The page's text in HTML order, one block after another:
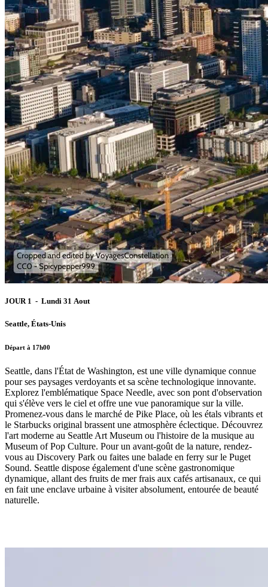
JOUR 1 - Lundi 31 Aout
Seattle, États-Unis
Départ à 17h00
Seattle, dans l'État de Washington, est une ville dynamique connue
pour ses paysages verdoyants et sa scène technologique innovante.
Explorez l'emblématique Space Needle, avec son pont d'observation
qui s'élève vers le ciel et offre une vue panoramique sur la ville.
Promenez-vous dans le marché de Pike Place, où les étals vibrants et
le Starbucks original brassent une atmosphère éclectique. Découvrez
l'art moderne au Seattle Art Museum ou l'histoire de la musique au
Museum of Pop Culture. Pour un avant-goût de la nature, rendez-
vous au Discovery Park ou faites une balade en ferry sur le Puget
Sound. Seattle dispose également d'une scène gastronomique
dynamique, allant des fruits de mer frais aux cafés artisanaux, ce qui
en fait une enclave urbaine à visiter absolument, entourée de beauté
naturelle.